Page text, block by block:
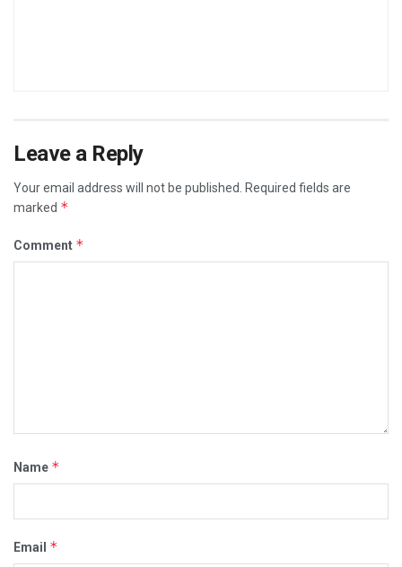
Leave a Reply
Your email address will not be published.
Required fields are
marked *
Comment *
Name *
Email *